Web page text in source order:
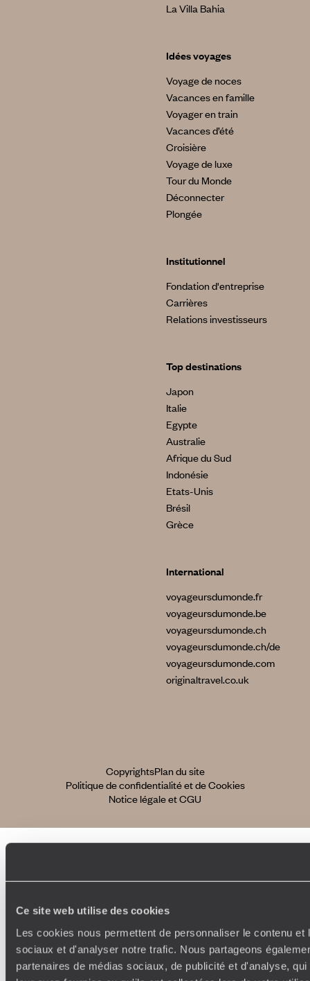
Ce site web utilise des cookies
Les cookies nous permettent de personnaliser le contenu
sociaux et d'analyser notre trafic. Nous partageons
partenaires de médias sociaux, de publicité et d'analyse,
La Villa Bahia
Idées voyages
Voyage de noces
Vacances en famille
Voyager en train
Vacances d’été
Croisière
Voyage de luxe
Tour du Monde
Déconnecter
Plongée
Institutionnel
Fondation d'entreprise
Carrières
Relations investisseurs
Top destinations
Japon
Italie
Egypte
Australie
Afrique du Sud
Indonésie
Etats-Unis
Brésil
Grèce
International
voyageursdumonde.fr
voyageursdumonde.be
voyageursdumonde.ch
voyageursdumonde.ch/de
voyageursdumonde.com
originaltravel.co.uk
CopyrightsPlan du site
Politique de confidentialité et de Cookies
Notice légale et CGU